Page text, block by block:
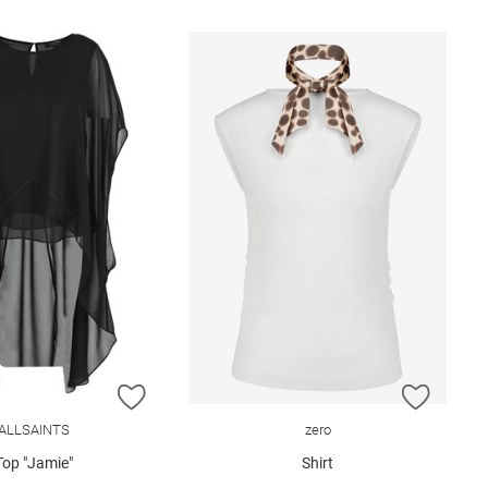
HINZUFÜGEN ZUR WUNSCHLISTE HINZUFÜGEN
"Jamie"
ZUR
zero
Shirt